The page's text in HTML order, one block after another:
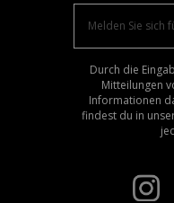
Durch die
Mitteilungen
Informationen
findest du in